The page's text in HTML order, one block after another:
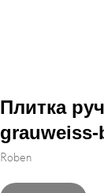
Плитка
Roben